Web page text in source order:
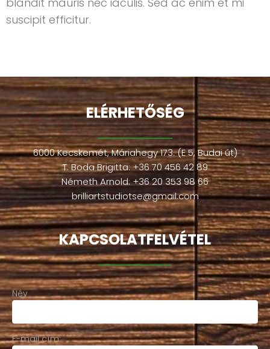
suscipit efficitur.
ELÉRHETŐSÉG
6000 Kecskemét, Máriahegy 173. (E 5, Budai út)
T. Boda Brigitta:+36 70 456 42 89
Németh Arnold:+36 20 353 98 66
brilliartstudiotse@gmail.com
KAPCSOLATFELVÉTEL
Név
E-mail cím